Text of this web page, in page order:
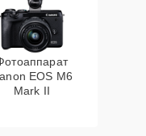
EOS M6
Mark II